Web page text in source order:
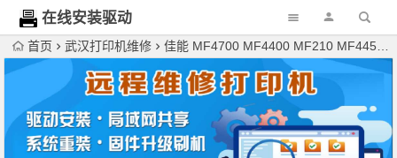
在线安装驱动
网首页 武汉打印机维修 佳能 MF4700 MF4400 MF210 MF4450 MF4800 MF215 打印机驱动安装